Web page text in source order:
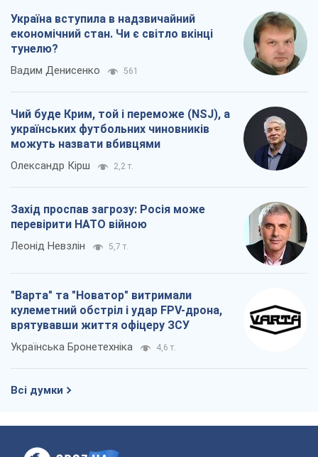
Україна вступила в надзвичайний
економічний стан. Чи є світло вкінці
тунелю?
Вадим Денисенко 561
Чий буде Крим, той і переможе (NSJ), а
українських футбольних чиновників
можуть назвати вбивцями
Олександр Кірш 2,2 т.
Захід проспав загрозу: Росія може
перевірити НАТО війною
Леонід Невзлін 5,7 т.
"Варта" та "Новатор" витримали
кулеметний обстріл і удар FPV-дрона,
врятувавши життя офіцеру ЗСУ
Українська Бронетехніка 4,6 т.
Всі думки